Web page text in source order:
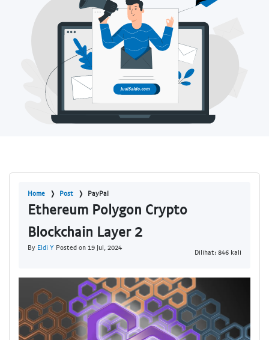
Home Post PayPal
Ethereum Polygon Crypto
Blockchain Layer 2
By Eldi Y Posted on 19 Jul, 2024
Dilihat: 846 kali